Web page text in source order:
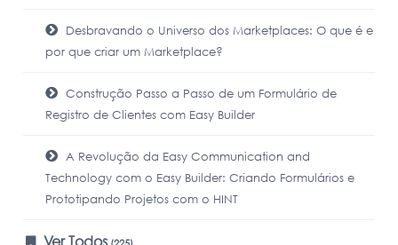
Desbravando o Universo dos Marketplaces: O que é e
por que criar um Marketplace?
Construção Passo a Passo de um Formulário de
Registro de Clientes com Easy Builder
A Revolução da Easy Communication and
Technology com o Easy Builder: Criando Formulários e
Prototipando Projetos com o HINT
Ver Todos